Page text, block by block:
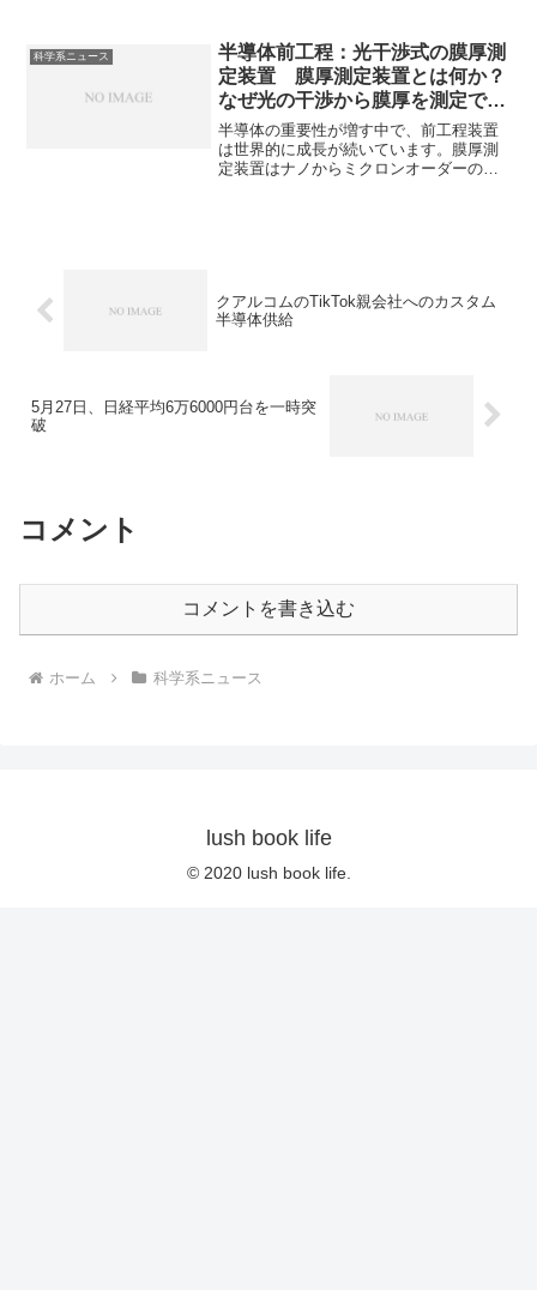
ています。自動運転のレベルはSAEが定
めた0～5の6段階で、運転の主体が「人」
か「システム」か、またシステムの作動
条件で分けられます。自動運転の各レベ
ルに意味やレベル3に必要なものや課題を
知ることができます。
科学系ニュース
半導体前工程：光干渉式の膜厚測
定装置 膜厚測定装置とは何か？
なぜ光の干渉から膜厚を測定でき
るのか？
半導体の重要性が増す中で、前工程装置
は世界的に成長が続いています。膜厚測
定装置はナノからミクロンオーダーの膜
クアルコムのTikTok親会社へのカスタム
半導体供給
5月27日、日経平均6万6000円台を一時突
破
コメント
コメントを書き込む
ホーム 科学系ニュース
lush book life
© 2020 lush book life.